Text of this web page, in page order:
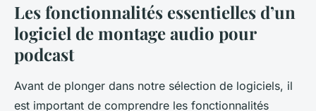
Les fonctionnalités essentielles d’un
logiciel de montage audio pour
podcast
Avant de plonger dans notre sélection de logiciels, il
est important de comprendre les fonctionnalités